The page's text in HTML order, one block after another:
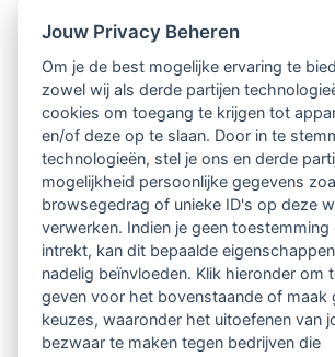
Nieuwsbrief
Ontvang 10 x per jaar de LVSC-
relatienieuwsbrief met o.a.:
vrij toegankelijke TsvB-artikelen
nieuws op het vlak van
begeleiden
informatie over LVSC-
Jouw Privacy Beheren
Om je de best mogelijke ervaring te
zowel wij als derde partijen
cookies om toegang te krijgen tot
en/of deze op te slaan. Door in te
technologieën, stel je ons en derde
mogelijkheid persoonlijke gegevens
browsegedrag of unieke ID's op deze
verwerken. Indien je geen
intrekt, kan dit bepaalde
nadelig beïnvloeden. Klik hieronder om
geven voor het bovenstaande of maak
keuzes, waaronder het uitoefenen van
bezwaar te maken tegen bedrijven die